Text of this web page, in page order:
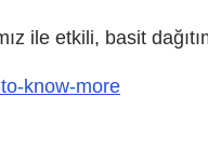
ile etkili, basit
know-more